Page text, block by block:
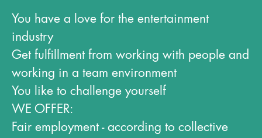
You have a love for the entertainment
industry
Get fulfillment from working with people and
working in a team environment
You like to challenge yourself
WE OFFER:
Fair employment - according to collective